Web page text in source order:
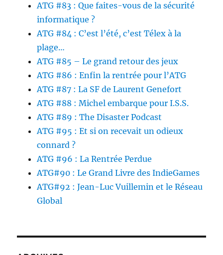
ATG #83 : Que faites-vous de la sécurité
informatique ?
ATG #84 : C’est l’été, c’est Télex à la
plage…
ATG #85 – Le grand retour des jeux
ATG #86 : Enfin la rentrée pour l’ATG
ATG #87 : La SF de Laurent Genefort
ATG #88 : Michel embarque pour I.S.S.
ATG #89 : The Disaster Podcast
ATG #95 : Et si on recevait un odieux
connard ?
ATG #96 : La Rentrée Perdue
ATG#90 : Le Grand Livre des IndieGames
ATG#92 : Jean-Luc Vuillemin et le Réseau
Global